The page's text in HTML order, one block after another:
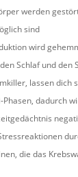
werden
sind
wird
Schlaf und den
lassen dich
Phasen, dadurch
die das